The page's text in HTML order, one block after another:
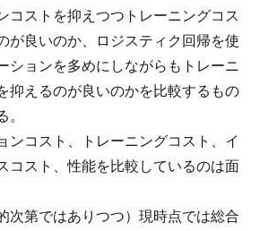
コストを抑えつつトレーニングコス
が良いのか、ロジスティク回帰を使
ションを多めにしながらもトレーニ
抑えるのが良いのかを比較するもの
ンコスト、トレーニングコスト、イ
コスト、性能を比較しているのは面
次第ではありつつ）現時点では総合